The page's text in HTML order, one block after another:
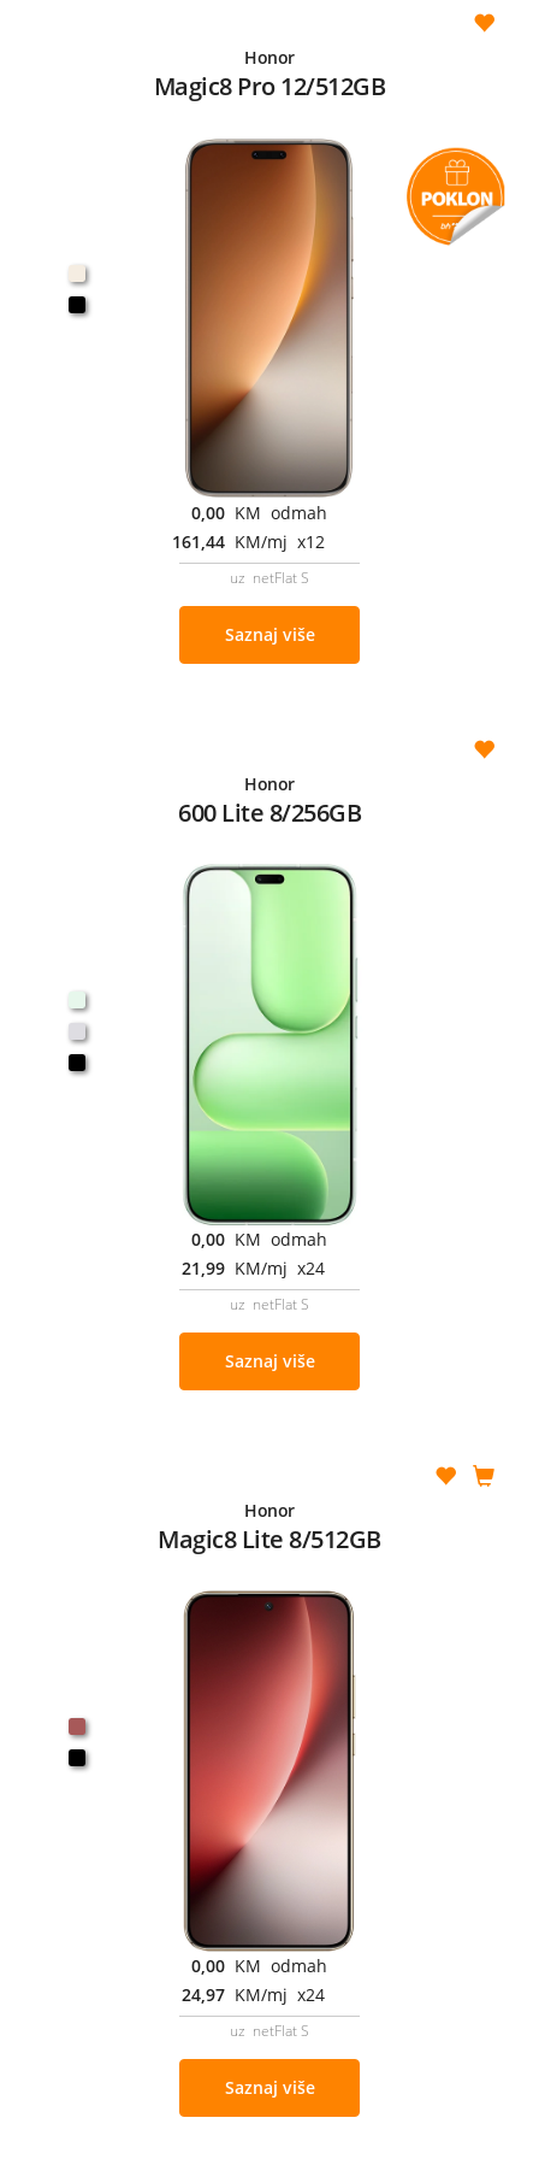
Honor
Magic8 Pro 12/512GB
0,00 KM odmah
161,44 KM/mj x12
uz netFlat S
Saznaj više
Honor
600 Lite 8/256GB
0,00 KM odmah
21,99 KM/mj x24
uz netFlat S
Saznaj više
Honor
Magic8 Lite 8/512GB
0,00 KM odmah
24,97 KM/mj x24
uz netFlat S
Saznaj više